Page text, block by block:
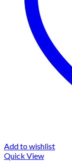
Add to wishlist
Quick View